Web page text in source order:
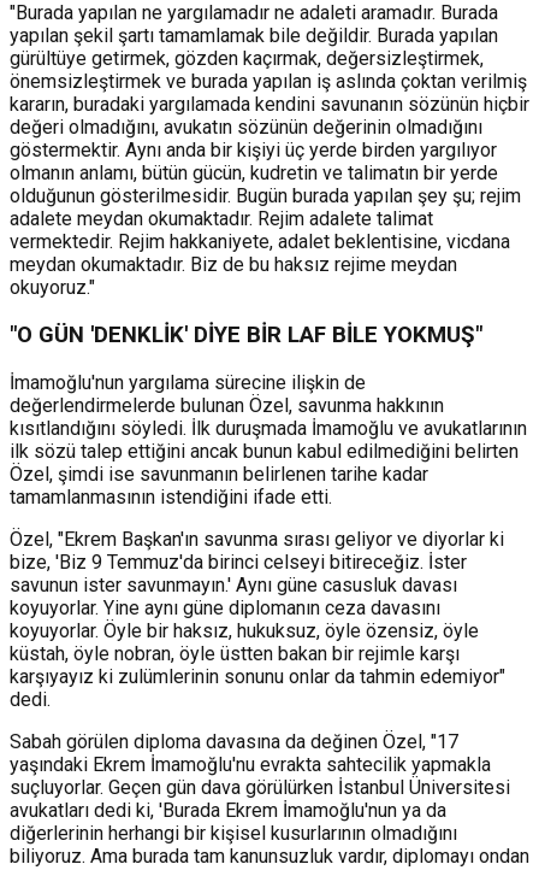
"Burada yapılan ne yargılamadır ne adaleti aramadır. Burada
yapılan şekil şartı tamamlamak bile değildir. Burada yapılan
gürültüye getirmek, gözden kaçırmak, değersizleştirmek,
önemsizleştirmek ve burada yapılan iş aslında çoktan verilmiş
kararın, buradaki yargılamada kendini savunanın sözünün hiçbir
değeri olmadığını, avukatın sözünün değerinin olmadığını
göstermektir. Aynı anda bir kişiyi üç yerde birden yargılıyor
olmanın anlamı, bütün gücün, kudretin ve talimatın bir yerde
olduğunun gösterilmesidir. Bugün burada yapılan şey şu; rejim
adalete meydan okumaktadır. Rejim adalete talimat
vermektedir. Rejim hakkaniyete, adalet beklentisine, vicdana
meydan okumaktadır. Biz de bu haksız rejime meydan
okuyoruz."
"O GÜN 'DENKLİK' DİYE BİR LAF BİLE YOKMUŞ"
İmamoğlu'nun yargılama sürecine ilişkin de
değerlendirmelerde bulunan Özel, savunma hakkının
kısıtlandığını söyledi. İlk duruşmada İmamoğlu ve avukatlarının
ilk sözü talep ettiğini ancak bunun kabul edilmediğini belirten
Özel, şimdi ise savunmanın belirlenen tarihe kadar
tamamlanmasının istendiğini ifade etti.
Özel, "Ekrem Başkan'ın savunma sırası geliyor ve diyorlar ki
bize, 'Biz 9 Temmuz'da birinci celseyi bitireceğiz. İster
savunun ister savunmayın.' Aynı güne casusluk davası
koyuyorlar. Yine aynı güne diplomanın ceza davasını
koyuyorlar. Öyle bir haksız, hukuksuz, öyle özensiz, öyle
küstah, öyle nobran, öyle üstten bakan bir rejimle karşı
karşıyayız ki zulümlerinin sonunu onlar da tahmin edemiyor"
dedi.
Sabah görülen diploma davasına da değinen Özel, "17
yaşındaki Ekrem İmamoğlu'nu evrakta sahtecilik yapmakla
suçluyorlar. Geçen gün dava görülürken İstanbul Üniversitesi
avukatları dedi ki, 'Burada Ekrem İmamoğlu'nun ya da
diğerlerinin herhangi bir kişisel kusurlarının olmadığını
biliyoruz. Ama burada tam kanunsuzluk vardır, diplomayı ondan